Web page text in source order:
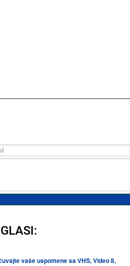
vaše uspomene sa VHS, Video 8,